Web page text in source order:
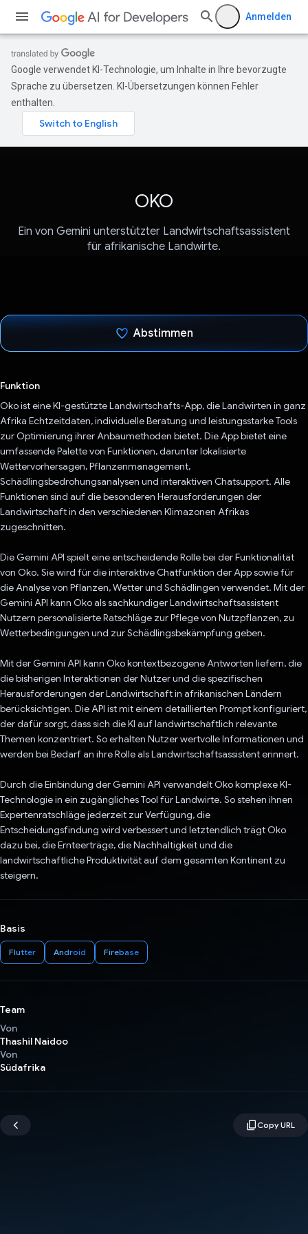
Anmelden
Google verwendet KI-Technologie, um Inhalte in Ihre bevorzugte
Sprache zu übersetzen. KI-Übersetzungen können Fehler
enthalten.
OKO
Ein von Gemini unterstützter Landwirtschaftsassistent
für afrikanische Landwirte.
Abstimmen
Funktion
Oko ist eine KI-gestützte Landwirtschafts-App, die Landwirten in ganz
Afrika Echtzeitdaten, individuelle Beratung und leistungsstarke Tools
zur Optimierung ihrer Anbaumethoden bietet. Die App bietet eine
umfassende Palette von Funktionen, darunter lokalisierte
Wettervorhersagen, Pflanzenmanagement,
Schädlingsbedrohungsanalysen und interaktiven Chatsupport. Alle
Funktionen sind auf die besonderen Herausforderungen der
Landwirtschaft in den verschiedenen Klimazonen Afrikas
zugeschnitten.
Die Gemini API spielt eine entscheidende Rolle bei der Funktionalität
von Oko. Sie wird für die interaktive Chatfunktion der App sowie für
die Analyse von Pflanzen, Wetter und Schädlingen verwendet. Mit der
Gemini API kann Oko als sachkundiger Landwirtschaftsassistent
Nutzern personalisierte Ratschläge zur Pflege von Nutzpflanzen, zu
Wetterbedingungen und zur Schädlingsbekämpfung geben.
Mit der Gemini API kann Oko kontextbezogene Antworten liefern, die
die bisherigen Interaktionen der Nutzer und die spezifischen
Herausforderungen der Landwirtschaft in afrikanischen Ländern
berücksichtigen. Die API ist mit einem detaillierten Prompt konfiguriert,
der dafür sorgt, dass sich die KI auf landwirtschaftlich relevante
Themen konzentriert. So erhalten Nutzer wertvolle Informationen und
werden bei Bedarf an ihre Rolle als Landwirtschaftsassistent erinnert.
Durch die Einbindung der Gemini API verwandelt Oko komplexe KI-
Technologie in ein zugängliches Tool für Landwirte. So stehen ihnen
Expertenratschläge jederzeit zur Verfügung, die
Entscheidungsfindung wird verbessert und letztendlich trägt Oko
dazu bei, die Ernteerträge, die Nachhaltigkeit und die
landwirtschaftliche Produktivität auf dem gesamten Kontinent zu
steigern.
Basis
Flutter Android Firebase
Team
Von
Thashil Naidoo
Von
Südafrika